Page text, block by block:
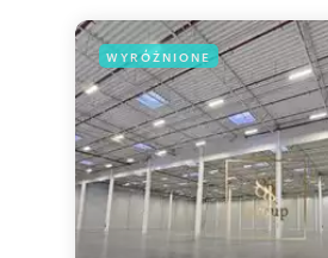
WYRÓŻNIONE